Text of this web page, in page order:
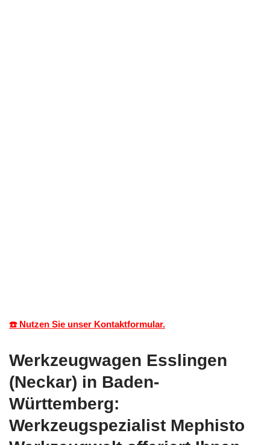
☎️ Nutzen Sie unser Kontaktformular.
Werkzeugwagen Esslingen
(Neckar) in Baden-
Württemberg:
Werkzeugspezialist Mephisto